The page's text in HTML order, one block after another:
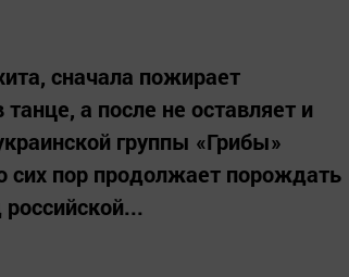
сначала пожирает
а после не оставляет и
группы «Грибы»
сих пор продолжает порождать